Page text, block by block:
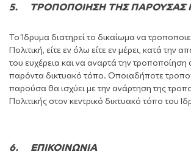
5. ΤΡΟΠΟΠΟΙΗΣΗ ΤΗΣ ΠΑΡΟΥΣΑΣ
Το Ίδρυμα διατηρεί το δικαίωμα να
Πολιτική, είτε εν όλω είτε εν μέρει, κατά την
του ευχέρεια και να αναρτά την τροποποίηση
παρόντα δικτυακό τόπο. Οποιαδήποτε
παρούσα θα ισχύει με την ανάρτηση της
Πολιτικής στον κεντρικό δικτυακό τόπο του
6. ΕΠΙΚΟΙΝΩΝΙΑ